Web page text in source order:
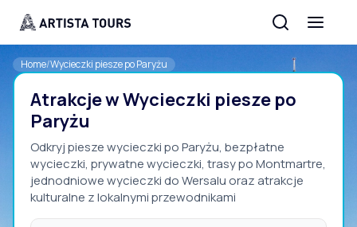
Home/Wycieczki piesze po Paryżu
Atrakcje w Wycieczki piesze po
Paryżu
Odkryj piesze wycieczki po Paryżu, bezpłatne
wycieczki, prywatne wycieczki, trasy po Montmartre,
jednodniowe wycieczki do Wersalu oraz atrakcje
kulturalne z lokalnymi przewodnikami